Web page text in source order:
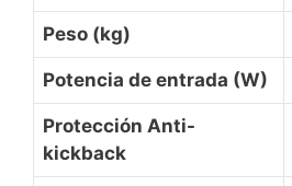
Peso (kg)
Potencia de entrada (W)
Protección Anti-
kickback